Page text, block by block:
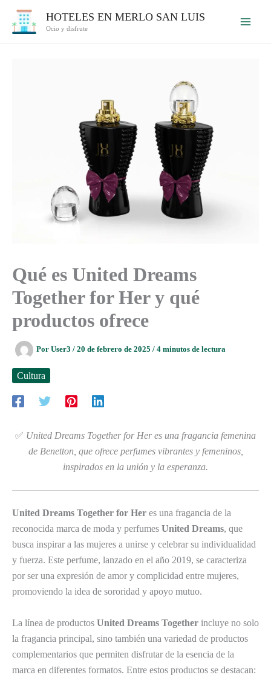
HOTELES EN MERLO SAN LUIS
Ocio y disfrute
Qué es United Dreams
Together for Her y qué
productos ofrece
Por User3 / 20 de febrero de 2025 / 4 minutos de lectura
Cultura
✅ United Dreams Together for Her es una fragancia femenina
de Benetton, que ofrece perfumes vibrantes y femeninos,
inspirados en la unión y la esperanza.
United Dreams Together for Her es una fragancia de la
reconocida marca de moda y perfumes United Dreams, que
busca inspirar a las mujeres a unirse y celebrar su individualidad
y fuerza. Este perfume, lanzado en el año 2019, se caracteriza
por ser una expresión de amor y complicidad entre mujeres,
promoviendo la idea de sororidad y apoyo mutuo.
La línea de productos United Dreams Together incluye no solo
la fragancia principal, sino también una variedad de productos
complementarios que permiten disfrutar de la esencia de la
marca en diferentes formatos. Entre estos productos se destacan: